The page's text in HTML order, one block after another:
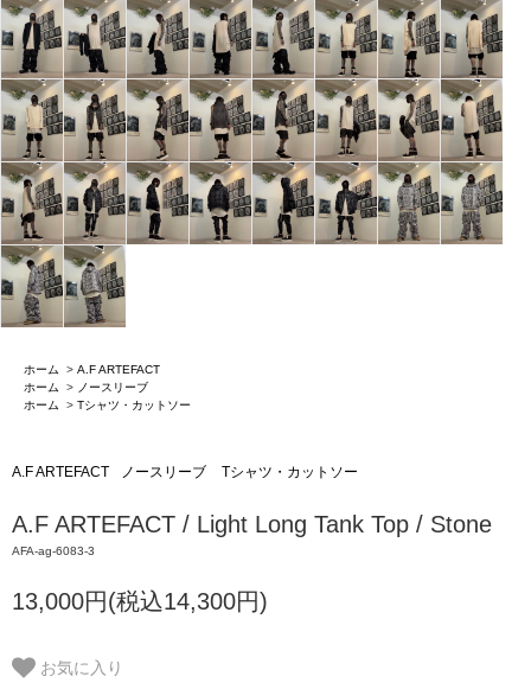
ホーム > A.F ARTEFACT
ホーム
> ノースリーブ
ホーム
> Tシャツ・カットソー
A.F ARTEFACT ノースリーブ Tシャツ・カットソー
A.F ARTEFACT / Light Long Tank Top / Stone
AFA-ag-6083-3
13,000円(税込14,300円)
お気に入り